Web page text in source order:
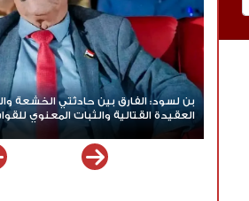
بن لسود: الفارق بين حادثتي الخشعة
العقيدة القتالية والثبات المعنوي